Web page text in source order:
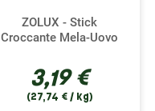
ZOLUX - Stick
Croccante Mela-Uovo
3,19 €
(27,74 € / kg)